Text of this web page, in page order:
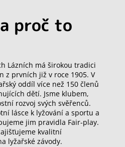
proč to
Lázních má širokou tradici
z prvních již v roce 1905. V
oddíl více než 150 členů
dětí. Jsme klubem,
rozvoj svých svěřenců.
lásce k lyžování a sportu a
jim pravidla Fair-play.
kvalitní
lyžařské závody.